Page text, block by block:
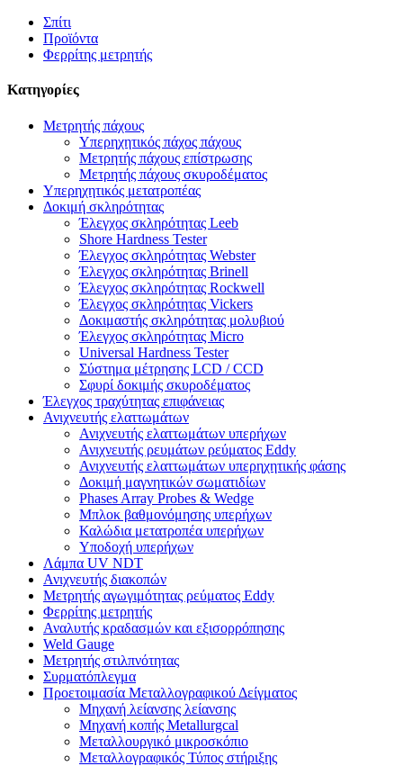
Σπίτι
Προϊόντα
Φερρίτης μετρητής
Κατηγορίες
Μετρητής πάχους
Υπερηχητικός πάχος πάχους
Μετρητής πάχους επίστρωσης
Μετρητής πάχους σκυροδέματος
Υπερηχητικός μετατροπέας
Δοκιμή σκληρότητας
Έλεγχος σκληρότητας Leeb
Shore Hardness Tester
Έλεγχος σκληρότητας Webster
Έλεγχος σκληρότητας Brinell
Έλεγχος σκληρότητας Rockwell
Έλεγχος σκληρότητας Vickers
Δοκιμαστής σκληρότητας μολυβιού
Έλεγχος σκληρότητας Micro
Universal Hardness Tester
Σύστημα μέτρησης LCD / CCD
Σφυρί δοκιμής σκυροδέματος
Έλεγχος τραχύτητας επιφάνειας
Ανιχνευτής ελαττωμάτων
Ανιχνευτής ελαττωμάτων υπερήχων
Ανιχνευτής ρευμάτων ρεύματος Eddy
Ανιχνευτής ελαττωμάτων υπερηχητικής φάσης
Δοκιμή μαγνητικών σωματιδίων
Phases Array Probes & Wedge
Μπλοκ βαθμονόμησης υπερήχων
Καλώδια μετατροπέα υπερήχων
Υποδοχή υπερήχων
Λάμπα UV NDT
Ανιχνευτής διακοπών
Μετρητής αγωγιμότητας ρεύματος Eddy
Φερρίτης μετρητής
Αναλυτής κραδασμών και εξισορρόπησης
Weld Gauge
Μετρητής στιλπνότητας
Συρματόπλεγμα
Προετοιμασία Μεταλλογραφικού Δείγματος
Μηχανή λείανσης λείανσης
Μηχανή κοπής Metallurgcal
Μεταλλουργικό μικροσκόπιο
Μεταλλογραφικός Τύπος στήριξης